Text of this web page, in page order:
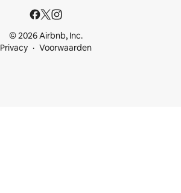
© 2026 Airbnb, Inc.
Privacy
Voorwaarden